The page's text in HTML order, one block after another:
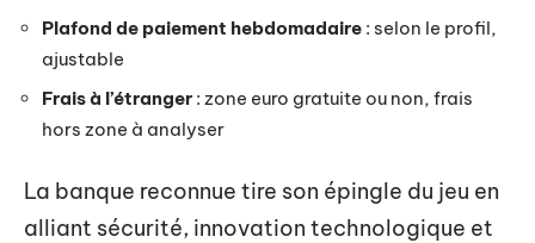
Plafond de paiement hebdomadaire : selon le profil,
ajustable
Frais à l’étranger : zone euro gratuite ou non, frais
hors zone à analyser
La banque reconnue tire son épingle du jeu en
alliant sécurité, innovation technologique et